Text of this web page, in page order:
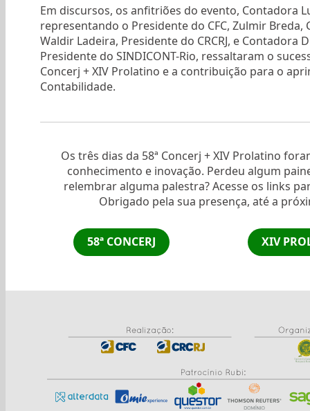
Em discursos, os anfitriões do evento, Contadora
representando o Presidente do CFC, Zulmir Breda,
Waldir Ladeira, Presidente do CRCRJ, e Contadora
Presidente do SINDICONT-Rio, ressaltaram o
Concerj + XIV Prolatino e a contribuição para o
Contabilidade.
Os três dias da 58ª Concerj + XIV Prolatino
conhecimento e inovação. Perdeu algum
relembrar alguma palestra? Acesse os links
Obrigado pela sua presença, até a
58ª CONCERJ XIV